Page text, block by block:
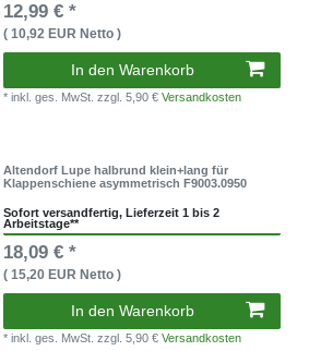
12,99 € *
( 10,92 EUR Netto )
In den Warenkorb
* inkl. ges. MwSt.zzgl. 5,90 €Versandkosten
Altendorf Lupe halbrund klein+lang für
Klappenschiene asymmetrisch F9003.0950
Sofort versandfertig, Lieferzeit 1 bis 2
Arbeitstage**
18,09 € *
( 15,20 EUR Netto )
In den Warenkorb
* inkl. ges. MwSt.zzgl. 5,90 €Versandkosten